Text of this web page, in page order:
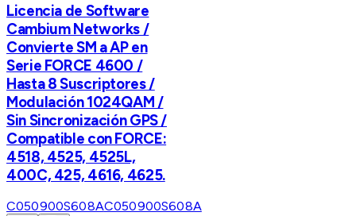
Licencia de Software
Cambium Networks /
Convierte SM a AP en
Serie FORCE 4600 /
Hasta 8 Suscriptores /
Modulación 1024QAM /
Sin Sincronización GPS /
Compatible con FORCE:
4518, 4525, 4525L,
400C, 425, 4616, 4625.
C050900S608AC050900S608A